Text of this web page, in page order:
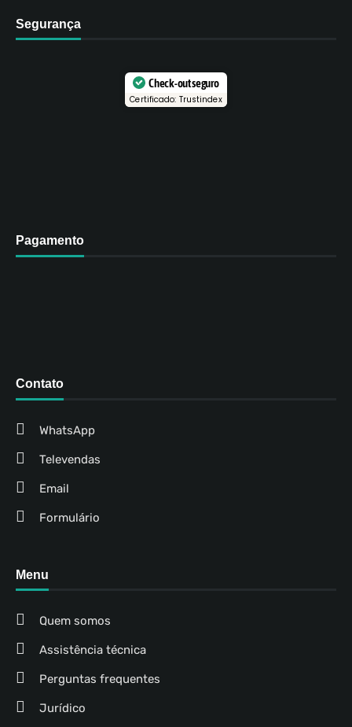
Segurança
Check-out seguro
Certificado: Trustindex
Pagamento
Contato
WhatsApp
Televendas
Email
Formulário
Menu
Quem somos
Assistência técnica
Perguntas frequentes
Jurídico